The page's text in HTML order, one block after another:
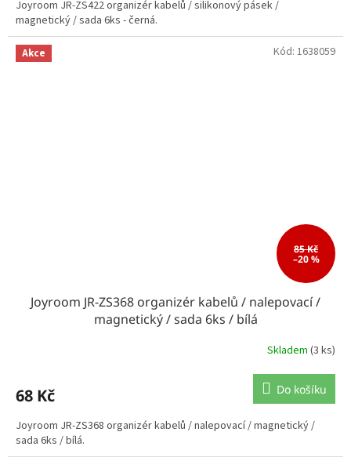
Joyroom JR-ZS422 organizér kabelů / silikonový pásek /
magnetický / sada 6ks - černá.
Akce
85 Kč
–20 %
Joyroom JR-ZS368 organizér kabelů / nalepovací /
magnetický / sada 6ks / bílá
Skladem (3 ks)
68 Kč Do košíku
Joyroom JR-ZS368 organizér kabelů / nalepovací / magnetický /
sada 6ks / bílá.
Kód: 1638059